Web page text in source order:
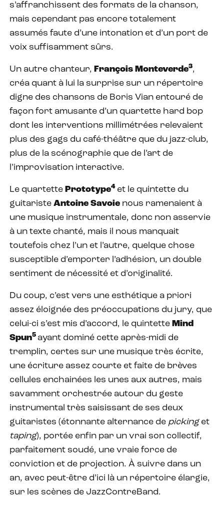
s’affranchissent des formats de la chanson,
mais cependant pas encore totalement
assumés faute d’une intonation et d’un port de
voix suffisamment sûrs.
Un autre chanteur, François Monteverde3,
créa quant à lui la surprise sur un répertoire
digne des chansons de Boris Vian entouré de
façon fort amusante d’un quartette hard bop
dont les interventions millimétrées relevaient
plus des gags du café-théâtre que du jazz-club,
plus de la scénographie que de l’art de
l’improvisation interactive.
Le quartette Prototype4et le quintette du
guitariste Antoine Savoie nous ramenaient à
une musique instrumentale, donc non asservie
à un texte chanté, mais il nous manquait
toutefois chez l’un et l’autre, quelque chose
susceptible d’emporter l’adhésion, un double
sentiment de nécessité et d’originalité.
Du coup, c’est vers une esthétique a priori
assez éloignée des préoccupations du jury, que
celui-ci s’est mis d’accord, le quintette Mind
Spun5 ayant dominé cette après-midi de
tremplin, certes sur une musique très écrite,
une écriture assez courte et faite de brèves
cellules enchainées les unes aux autres, mais
savamment orchestrée autour du geste
instrumental très saisissant de ses deux
guitaristes (étonnante alternance de pickinget
taping), portée enfin par un vrai son collectif,
parfaitement soudé, une vraie force de
conviction et de projection. À suivre dans un
an, avec peut-être d’ici là un répertoire élargie,
sur les scènes de JazzContreBand.